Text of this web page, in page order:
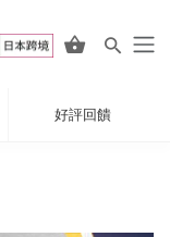
好評回饋